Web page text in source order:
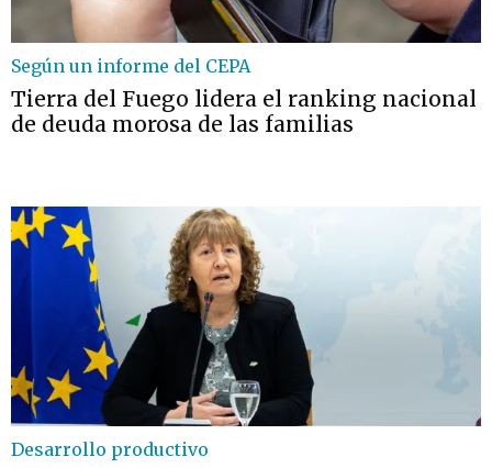
Según un informe del CEPA
Tierra del Fuego lidera el ranking nacional
de deuda morosa de las familias
Desarrollo productivo